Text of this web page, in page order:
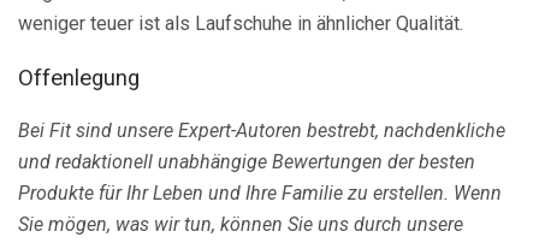
weniger teuer ist als Laufschuhe in ähnlicher Qualität.
Offenlegung
Bei Fit sind unsere Expert-Autoren bestrebt, nachdenkliche
und redaktionell unabhängige Bewertungen der besten
Produkte für Ihr Leben und Ihre Familie zu erstellen. Wenn
Sie mögen, was wir tun, können Sie uns durch unsere